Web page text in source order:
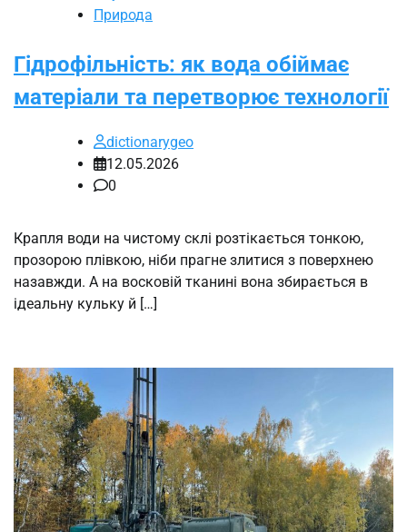
Природа
Гідрофільність: як вода обіймає
матеріали та перетворює технології
dictionarygeo
12.05.2026
0
Крапля води на чистому склі розтікається тонкою,
прозорою плівкою, ніби прагне злитися з поверхнею
назавжди. А на восковій тканині вона збирається в
ідеальну кульку й […]